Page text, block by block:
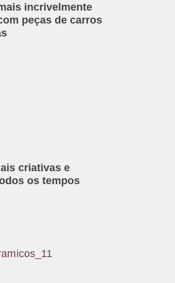
incrivelmente
peças de carros
criativas e
os tempos